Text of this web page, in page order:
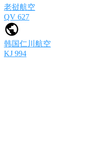
老挝航空
QV 627
韩国仁川航空
KJ 994